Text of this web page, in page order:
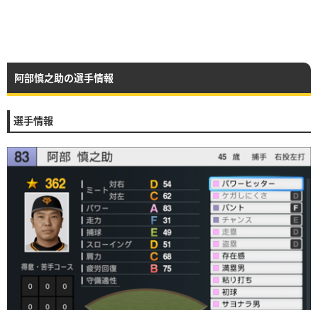
阿部慎之助の選手情報
選手情報